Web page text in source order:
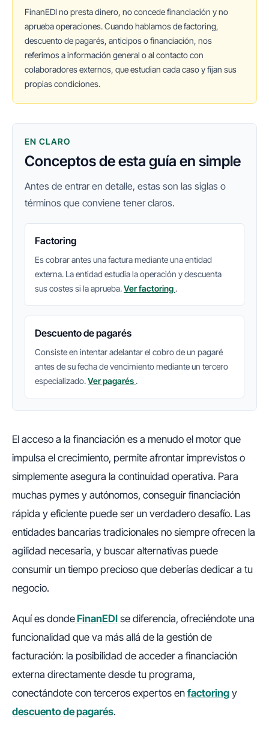
FinanEDI no presta dinero, no concede financiación y no
aprueba operaciones. Cuando hablamos de factoring,
descuento de pagarés, anticipos o financiación, nos
referimos a información general o al contacto con
colaboradores externos, que estudian cada caso y fijan sus
propias condiciones.
EN CLARO
Conceptos de esta guía en simple
Antes de entrar en detalle, estas son las siglas o
términos que conviene tener claros.
Factoring
Es cobrar antes una factura mediante una entidad
externa. La entidad estudia la operación y descuenta
sus costes si la aprueba.Ver factoring .
Descuento de pagarés
Consiste en intentar adelantar el cobro de un pagaré
antes de su fecha de vencimiento mediante un tercero
especializado.Ver pagarés .
El acceso a la financiación es a menudo el motor que
impulsa el crecimiento, permite afrontar imprevistos o
simplemente asegura la continuidad operativa. Para
muchas pymes y autónomos, conseguir financiación
rápida y eficiente puede ser un verdadero desafío. Las
entidades bancarias tradicionales no siempre ofrecen la
agilidad necesaria, y buscar alternativas puede
consumir un tiempo precioso que deberías dedicar a tu
negocio.
Aquí es donde FinanEDI se diferencia, ofreciéndote una
funcionalidad que va más allá de la gestión de
facturación: la posibilidad de acceder a financiación
externa directamente desde tu programa,
conectándote con terceros expertos en factoring y
descuento de pagarés.